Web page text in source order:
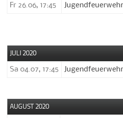
Fr 26.06, 17:45 Jugendfeuerwehr
JULI 2020
Sa 04.07, 17:45 Jugendfeuerwehr
AUGUST 2020